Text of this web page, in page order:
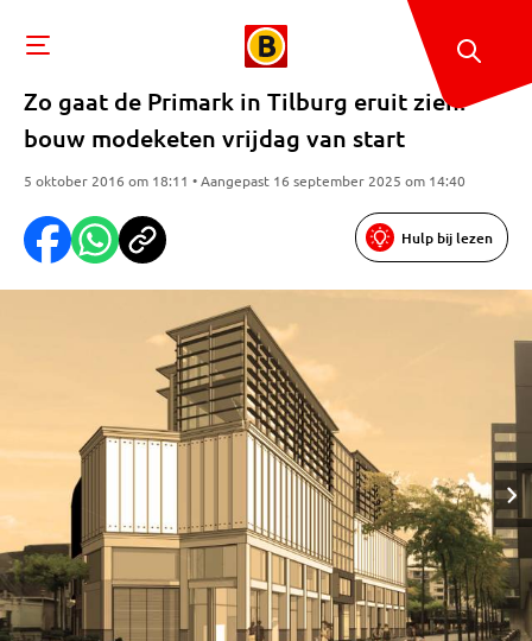
Zo gaat de Primark in Tilburg eruit zien:
bouw modeketen vrijdag van start
5 oktober 2016 om 18:11 • Aangepast 16 september 2025 om 14:40
Hulp bij lezen